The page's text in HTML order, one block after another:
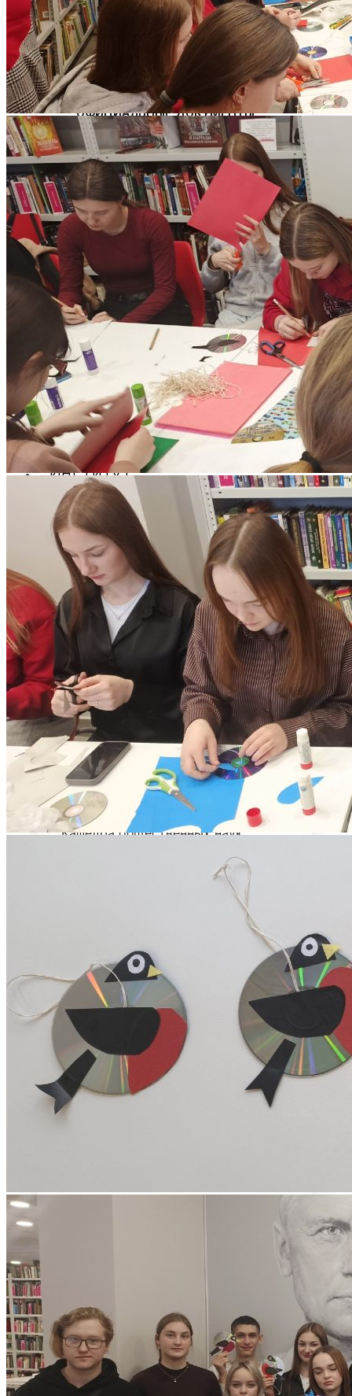
ПРОФЕССИОНАЛЬНОГО
ОБРАЗОВАНИЯ
Программы профессиональной
переподготовки
ОФИЦИАЛЬНЫЕ ДОКУМЕНТЫ
ВНИМАНИЕ! ОБЪЯВЛЕН ПРИЕМ
ДОПОЛНИТЕЛЬНЫЕ
ОБЩЕОБРАЗОВАТЕЛЬНЫЕ
ПРОГРАММЫ
Наука и Инновации
НАУЧНО-ИССЛЕДОВАТЕЛЬСКАЯ
ДЕЯТЕЛЬНОСТЬ
ОТДЕЛЫ И УПРАВЛЕНИЕ
ПАТЕНТЫ
НАУКА И УНИВЕРСИТЕТЫ
Институт
ЭКОНОМИЧЕСКИЙ ФАКУЛЬТЕТ
Деканат экономического факультета
Кафедра менеджмента
Кафедра прикладной математики и
информатики
Кафедра экономики
Кафедра экономики и менеджмента
ФАКУЛЬТЕТ ПСИХОЛОГИИ
Деканат психологического факультета
Кафедра психологии
Кафедра общественных наук
Психологический центр «Сфера»
ЮРИДИЧЕСКИЙ ФАКУЛЬТЕТ
Кафедра общеправовых дисциплин и
дополнительного образования
Кафедра уголовного права и процесса
Юридическая клиника
КОЛЛЕДЖ
История колледжа
ВНЕШНЕЭКОНОМИЧЕСКИХ СВЯЗЕЙ
ВУЗы партнеры
Международный рейтинг
Информация для иностранных